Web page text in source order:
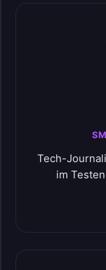
Tech-
im